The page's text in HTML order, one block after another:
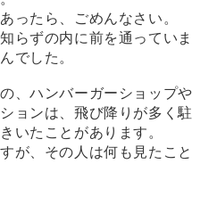
ったら、ごめんなさい。
らずの内に前を通っていま
でした。
、ハンバーガーショップや
ョンは、飛び降りが多く駐
いたことがあります。
が、その人は何も見たこと